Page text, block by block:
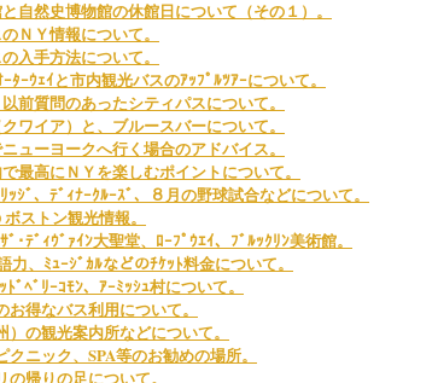
自然史博物館の休館日について（その１）。
ＮＹ情報について。
入手方法について。
ﾀｰｳｪｲと市内観光バスのｱｯﾌﾟﾙﾂｱｰについて。
前質問のあったシティパスについて。
ワイア）と、ブルースバーについて。
ューヨークへ行く場合のアドバイス。
最高にＮＹを楽しむポイントについて。
ｯｼﾞ、ﾃﾞｨﾅｰｸﾙｰｽﾞ、８月の野球試合などについて。
ストン観光情報。
ﾞ･ﾃﾞｨｳﾞｧｲﾝ大聖堂、ﾛｰﾌﾟｳｴｲ、ﾌﾞﾙｯｸﾘﾝ美術館。
力、ﾐｭｰｼﾞｶﾙなどのﾁｹｯﾄ料金について。
ﾞﾍﾞﾘｰｺﾓﾝ、ｱｰﾐｯｼｭ村について。
お得なバス利用について。
）の観光案内所などについて。
クニック、SPA等のお勧めの場所。
の帰りの足について。